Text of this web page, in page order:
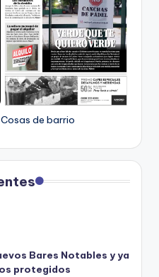
Cosas de barrio
Bares Notables y ya
protegidos